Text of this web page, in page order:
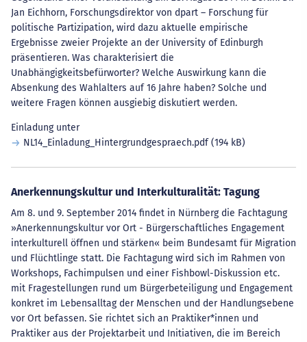
Jan Eichhorn, Forschungsdirektor von dpart – Forschung für
politische Partizipation, wird dazu aktuelle empirische
Ergebnisse zweier Projekte an der University of Edinburgh
präsentieren. Was charakterisiert die
Unabhängigkeitsbefürworter? Welche Auswirkung kann die
Absenkung des Wahlalters auf 16 Jahre haben? Solche und
weitere Fragen können ausgiebig diskutiert werden.
Einladung unter
NL14_Einladung_Hintergrundgespraech.pdf(194 kB)
Anerkennungskultur und Interkulturalität: Tagung
Am 8. und 9. September 2014 findet in Nürnberg die Fachtagung
»Anerkennungskultur vor Ort - Bürgerschaftliches Engagement
interkulturell öffnen und stärken« beim Bundesamt für Migration
und Flüchtlinge statt. Die Fachtagung wird sich im Rahmen von
Workshops, Fachimpulsen und einer Fishbowl-Diskussion etc.
mit Fragestellungen rund um Bürgerbeteiligung und Engagement
konkret im Lebensalltag der Menschen und der Handlungsebene
vor Ort befassen. Sie richtet sich an Praktiker*innen und
Praktiker aus der Projektarbeit und Initiativen, die im Bereich